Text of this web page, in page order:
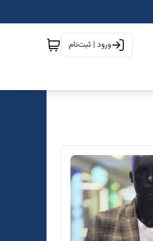
ورود | ثبت‌نام